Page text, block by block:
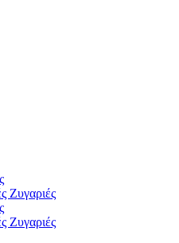
Ζυγαριές
Ζυγαριές